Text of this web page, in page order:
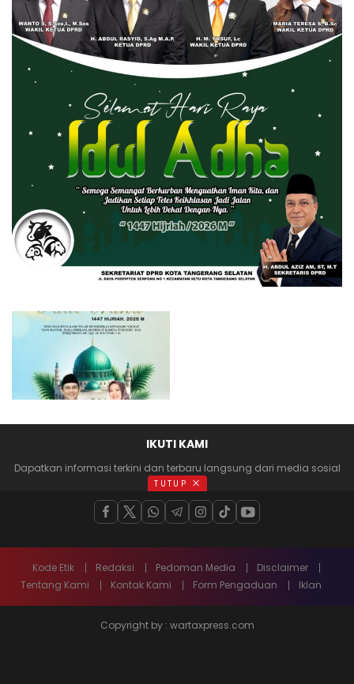
IKUTI KAMI
Dapatkan informasi terkini dan terbaru langsung dari media sosial
anda
Kode Etik Redaksi Pedoman Media
Disclaimer
Tentang Kami
Kontak Kami Form Pengaduan Iklan
Copyright by : wartaxpress.com
TUTUP